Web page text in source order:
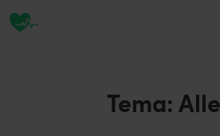
Tema: